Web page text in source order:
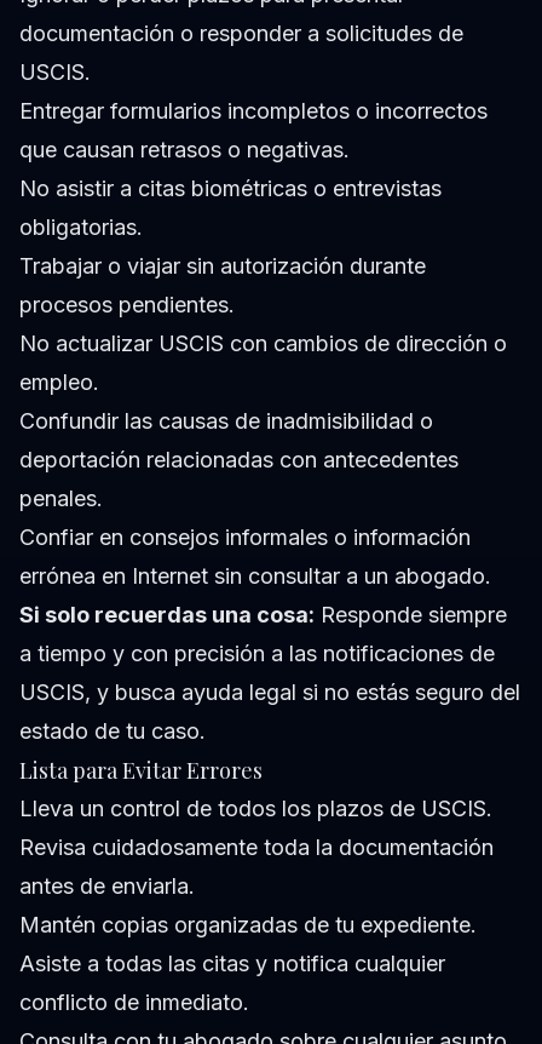
documentación o responder a solicitudes de
USCIS.
Entregar formularios incompletos o incorrectos
que causan retrasos o negativas.
No asistir a citas biométricas o entrevistas
obligatorias.
Trabajar o viajar sin autorización durante
procesos pendientes.
No actualizar USCIS con cambios de dirección o
empleo.
Confundir las causas de inadmisibilidad o
deportación relacionadas con antecedentes
penales.
Confiar en consejos informales o información
errónea en Internet sin consultar a un abogado.
Si solo recuerdas una cosa: Responde siempre
a tiempo y con precisión a las notificaciones de
USCIS, y busca ayuda legal si no estás seguro del
estado de tu caso.
Lista para Evitar Errores
Lleva un control de todos los plazos de USCIS.
Revisa cuidadosamente toda la documentación
antes de enviarla.
Mantén copias organizadas de tu expediente.
Asiste a todas las citas y notifica cualquier
conflicto de inmediato.